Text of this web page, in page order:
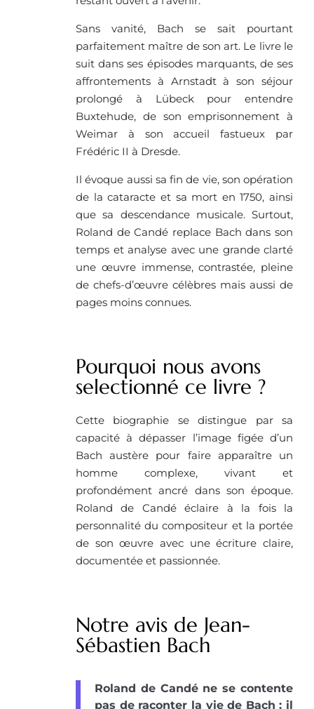
Sans vanité, Bach se sait pourtant
parfaitement maître de son art. Le livre le
suit dans ses épisodes marquants, de ses
affrontements à Arnstadt à son séjour
prolongé à Lübeck pour entendre
Buxtehude, de son emprisonnement à
Weimar à son accueil fastueux par
Frédéric II à Dresde.
Il évoque aussi sa fin de vie, son opération
de la cataracte et sa mort en 1750, ainsi
que sa descendance musicale. Surtout,
Roland de Candé replace Bach dans son
temps et analyse avec une grande clarté
une œuvre immense, contrastée, pleine
de chefs-d’œuvre célèbres mais aussi de
pages moins connues.
Pourquoi nous avons
selectionné ce livre ?
Cette biographie se distingue par sa
capacité à dépasser l’image figée d’un
Bach austère pour faire apparaître un
homme complexe, vivant et
profondément ancré dans son époque.
Roland de Candé éclaire à la fois la
personnalité du compositeur et la portée
de son œuvre avec une écriture claire,
documentée et passionnée.
Notre avis de Jean-
Sébastien Bach
Roland de Candé ne se contente
pas de raconter la vie de Bach : il